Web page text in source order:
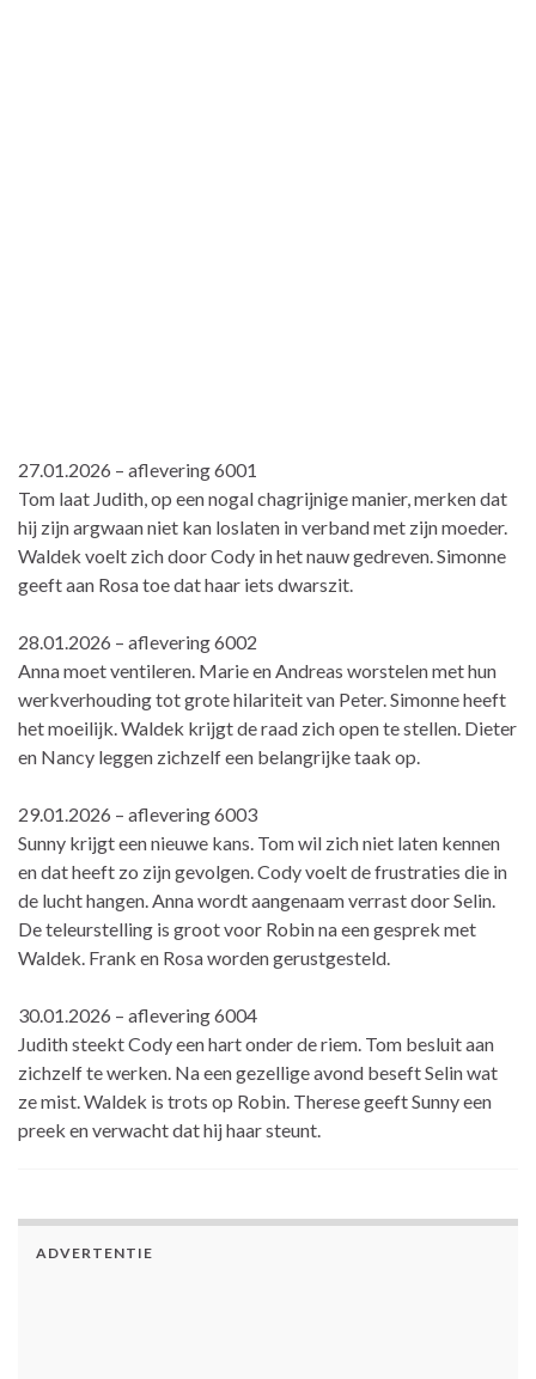
27.01.2026 – aflevering 6001
Tom laat Judith, op een nogal chagrijnige manier, merken dat
hij zijn argwaan niet kan loslaten in verband met zijn moeder.
Waldek voelt zich door Cody in het nauw gedreven. Simonne
geeft aan Rosa toe dat haar iets dwarszit.
28.01.2026 – aflevering 6002
Anna moet ventileren. Marie en Andreas worstelen met hun
werkverhouding tot grote hilariteit van Peter. Simonne heeft
het moeilijk. Waldek krijgt de raad zich open te stellen. Dieter
en Nancy leggen zichzelf een belangrijke taak op.
29.01.2026 – aflevering 6003
Sunny krijgt een nieuwe kans. Tom wil zich niet laten kennen
en dat heeft zo zijn gevolgen. Cody voelt de frustraties die in
de lucht hangen. Anna wordt aangenaam verrast door Selin.
De teleurstelling is groot voor Robin na een gesprek met
Waldek. Frank en Rosa worden gerustgesteld.
30.01.2026 – aflevering 6004
Judith steekt Cody een hart onder de riem. Tom besluit aan
zichzelf te werken. Na een gezellige avond beseft Selin wat
ze mist. Waldek is trots op Robin. Therese geeft Sunny een
preek en verwacht dat hij haar steunt.
ADVERTENTIE